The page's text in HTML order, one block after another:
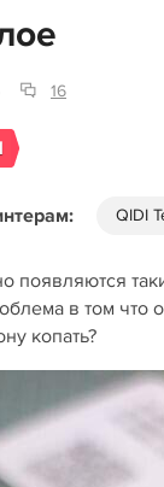
16
QIDI
в том что
копать?